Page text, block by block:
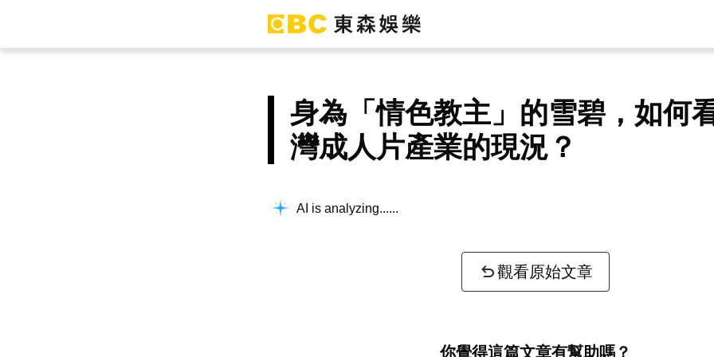
身為「情色教主」的雪碧，如何
灣成人片產業的現況？
AI is analyzing...
觀看原始文章
你覺得這篇文章有幫助嗎？